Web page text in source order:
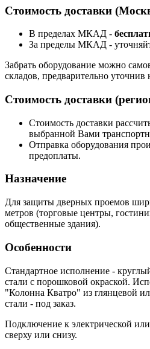
Стоимость доставки
В пределах МКАД -
За пределы МКАД -
Забрать оборудование можно
складов, предварительно уточнив
Стоимость доставки
Стоимость доставки
выбранной Вами
Отправка оборудования
предоплаты.
Назначение
Для защиты дверных проемов
метров (торговые центры,
общественные здания).
Особенности
Стандартное исполнение -
стали с порошковой окраской.
"Колонна Кватро" из глянцевой
стали - под заказ.
Подключение к электрической
сверху или снизу.